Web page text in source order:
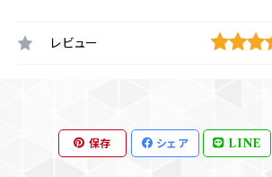
レビュー
保存 シェア LINE